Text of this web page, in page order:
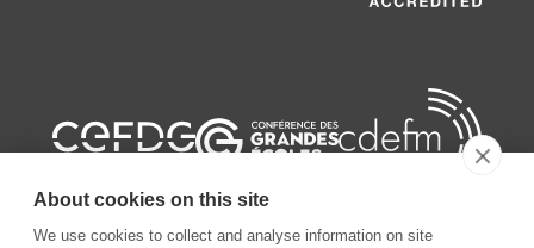
About cookies on this site
We use cookies to collect and analyse information on site